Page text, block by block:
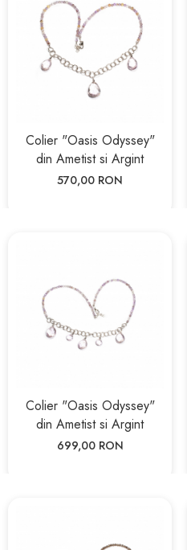
Colier "Oasis Odyssey"
din Ametist si Argint
570,00 RON
Colier "Oasis Odyssey"
din Ametist si Argint
699,00 RON